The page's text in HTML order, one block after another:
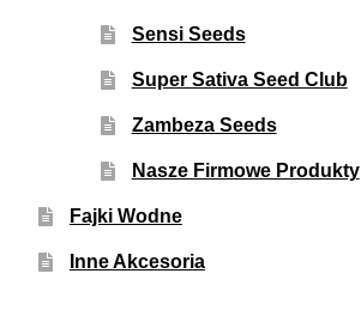
Sensi Seeds
Super Sativa Seed Club
Zambeza Seeds
Nasze Firmowe Produkty
Fajki Wodne
Inne Akcesoria